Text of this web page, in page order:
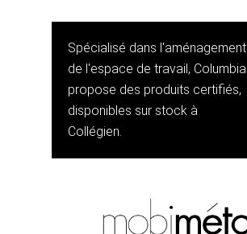
Spécialisé dans l'aménagement
de l'espace de travail, Columbia
propose des produits certifiés,
disponibles sur stock à
Collégien.